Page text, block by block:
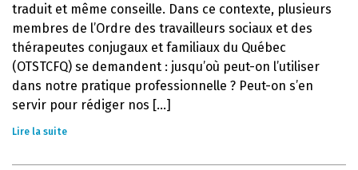
traduit et même conseille. Dans ce contexte, plusieurs
membres de l’Ordre des travailleurs sociaux et des
thérapeutes conjugaux et familiaux du Québec
(OTSTCFQ) se demandent : jusqu’où peut-on l’utiliser
dans notre pratique professionnelle ? Peut-on s’en
servir pour rédiger nos [...]
Lire la suite